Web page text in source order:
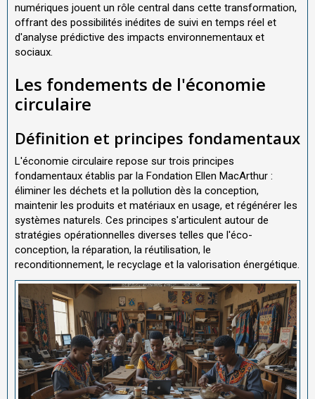
numériques jouent un rôle central dans cette transformation,
offrant des possibilités inédites de suivi en temps réel et
d'analyse prédictive des impacts environnementaux et
sociaux.
Les fondements de l'économie
circulaire
Définition et principes fondamentaux
L'économie circulaire repose sur trois principes
fondamentaux établis par la Fondation Ellen MacArthur :
éliminer les déchets et la pollution dès la conception,
maintenir les produits et matériaux en usage, et régénérer les
systèmes naturels. Ces principes s'articulent autour de
stratégies opérationnelles diverses telles que l'éco-
conception, la réparation, la réutilisation, le
reconditionnement, le recyclage et la valorisation énergétique.